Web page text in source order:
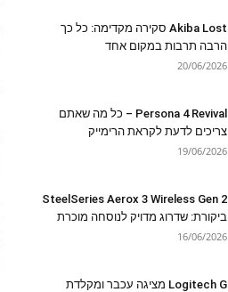
Akiba Lost סקירה מקדימה: כל כך
הרבה תרבות במקום אחד
20/06/2026
Persona 4 Revival – כל מה שאתם
צריכים לדעת לקראת הרימייק
19/06/2026
SteelSeries Aerox 3 Wireless Gen 2
ביקורת: שדרוג מדויק לנוסחה מוכרת
16/06/2026
Logitech G מציגה עכבר ומקלדת